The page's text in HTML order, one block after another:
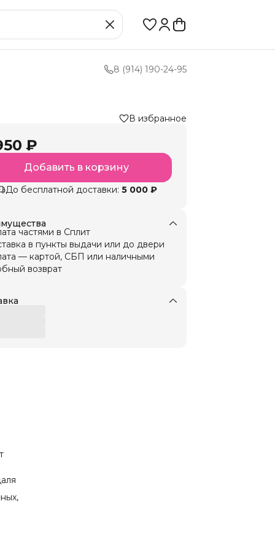
8 (914) 190-24-95
В избранное
₽
Добавить в корзину
До бесплатной доставки: 5 000 ₽
частями в Сплит
в пункты выдачи или до двери
— картой, СБП или наличными
возврат